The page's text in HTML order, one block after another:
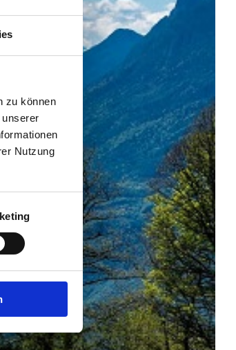
zu können
Nutzung